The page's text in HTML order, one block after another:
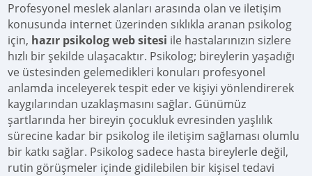
Profesyonel meslek alanları arasında olan ve iletişim
konusunda internet üzerinden sıklıkla aranan psikolog
için, hazır psikolog web sitesi ile hastalarınızın sizlere
hızlı bir şekilde ulaşacaktır. Psikolog; bireylerin yaşadığı
ve üstesinden gelemedikleri konuları profesyonel
anlamda inceleyerek tespit eder ve kişiyi yönlendirerek
kaygılarından uzaklaşmasını sağlar. Günümüz
şartlarında her bireyin çocukluk evresinden yaşlılık
sürecine kadar bir psikolog ile iletişim sağlaması olumlu
bir katkı sağlar. Psikolog sadece hasta bireylerle değil,
rutin görüşmeler içinde gidilebilen bir kişisel tedavi